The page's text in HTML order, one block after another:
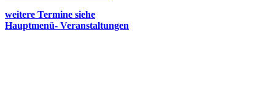
weitere Termine siehe
Hauptmenü- Veranstaltungen